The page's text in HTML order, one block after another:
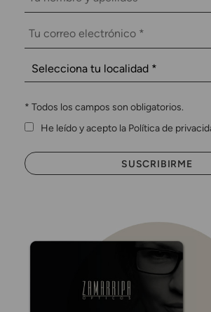
* Todos los campos son obligatorios.
He leído y acepto la Política de